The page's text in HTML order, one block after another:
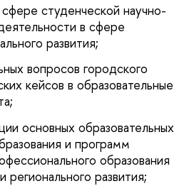
студенческой научно-
в сфере
развития;
вопросов городского
кейсов в образовательные
основных образовательных
и программ
образования
развития;